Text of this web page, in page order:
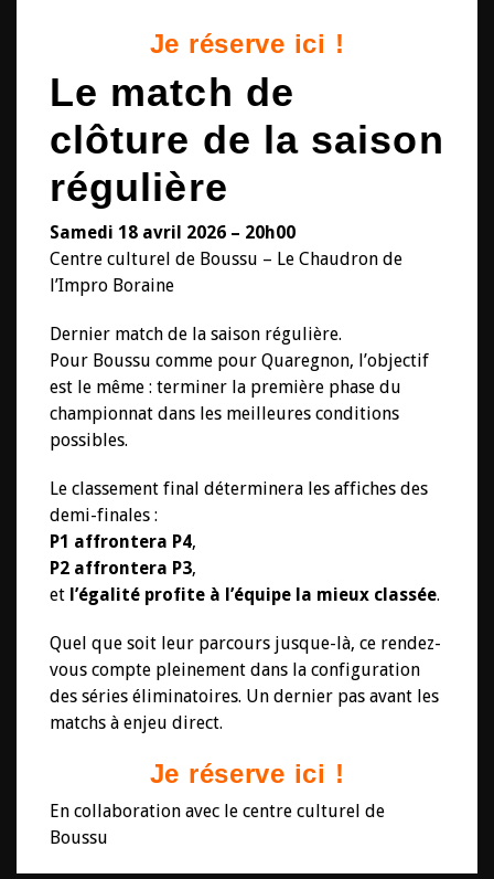
Je réserve ici !
Le match de
clôture de la saison
régulière
Samedi 18 avril 2026 – 20h00
Centre culturel de Boussu – Le Chaudron de
l’Impro Boraine
Dernier match de la saison régulière.
Pour Boussu comme pour Quaregnon, l’objectif
est le même : terminer la première phase du
championnat dans les meilleures conditions
possibles.
Le classement final déterminera les affiches des
demi-finales :
P1 affrontera P4,
P2 affrontera P3,
et l’égalité profite à l’équipe la mieux classée.
Quel que soit leur parcours jusque-là, ce rendez-
vous compte pleinement dans la configuration
des séries éliminatoires. Un dernier pas avant les
matchs à enjeu direct.
Je réserve ici !
En collaboration avec le centre culturel de
Boussu